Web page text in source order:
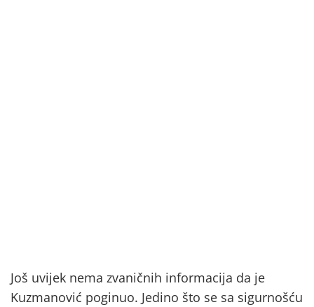
Još uvijek nema zvaničnih informacija da je
Kuzmanović poginuo. Jedino što se sa sigurnošću